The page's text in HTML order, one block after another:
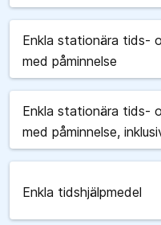
Enkla stationära tids-
med påminnelse
Enkla stationära tids-
med påminnelse,
Enkla tidshjälpmedel